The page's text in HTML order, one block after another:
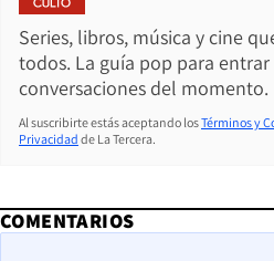
Series, libros, música y cine
todos. La guía pop para
conversaciones del momento.
Al suscribirte estás aceptando losTérminos y
Privacidad de La Tercera.
COMENTARIOS